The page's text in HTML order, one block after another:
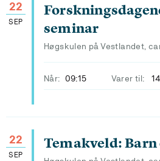
22
SEP
seminar
Høgskulen på Vestlandet,
Når: 09:15 Varer til:
22
SEP
Temakveld: